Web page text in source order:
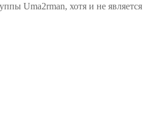
Uma2rman, хотя и не является